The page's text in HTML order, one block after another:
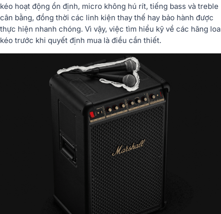
kéo hoạt động ổn định, micro không hú rít, tiếng bass và treble
cân bằng, đồng thời các linh kiện thay thế hay bảo hành được
thực hiện nhanh chóng. Vì vậy, việc tìm hiểu kỹ về các hãng loa
kéo trước khi quyết định mua là điều cần thiết.